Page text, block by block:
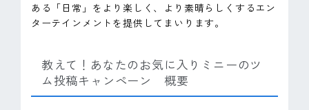
ある「日常」をより楽しく、より素晴らしくするエン
ターテインメントを提供してまいります。
教えて！あなたのお気に入りミニーのツ
ム投稿キャンペーン 概要